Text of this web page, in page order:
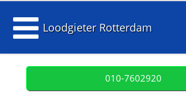
Loodgieter Rotterdam
010-7602920